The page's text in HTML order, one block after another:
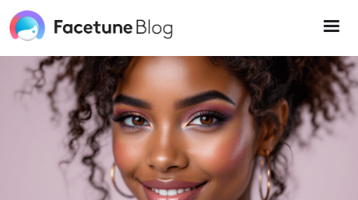
note:
This
includes
accessibility